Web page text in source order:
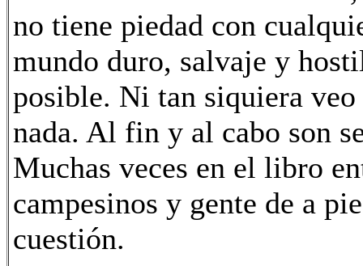
no tiene piedad con
mundo duro, salvaje y
posible. Ni tan siquiera
nada. Al fin y al cabo son
Muchas veces en el libro
campesinos y gente de a
cuestión.